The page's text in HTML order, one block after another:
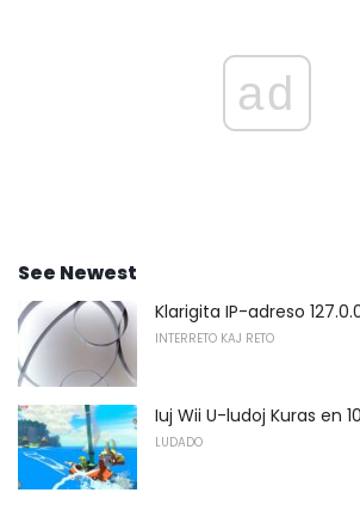
ad
See Newest
Klarigita IP-adreso
INTERRETO KAJ RETO
Iuj Wii U-ludoj Kuras en
LUDADO